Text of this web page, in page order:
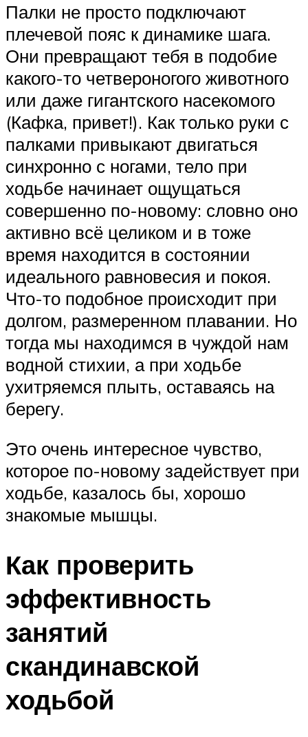
Палки не просто подключают
плечевой пояс к динамике шага.
Они превращают тебя в подобие
какого-то четвероногого животного
или даже гигантского насекомого
(Кафка, привет!). Как только руки с
палками привыкают двигаться
синхронно с ногами, тело при
ходьбе начинает ощущаться
совершенно по-новому: словно оно
активно всё целиком и в тоже
время находится в состоянии
идеального равновесия и покоя.
Что-то подобное происходит при
долгом, размеренном плавании. Но
тогда мы находимся в чуждой нам
водной стихии, а при ходьбе
ухитряемся плыть, оставаясь на
берегу.
Это очень интересное чувство,
которое по-новому задействует при
ходьбе, казалось бы, хорошо
знакомые мышцы.
Как проверить
эффективность
занятий
скандинавской
ходьбой